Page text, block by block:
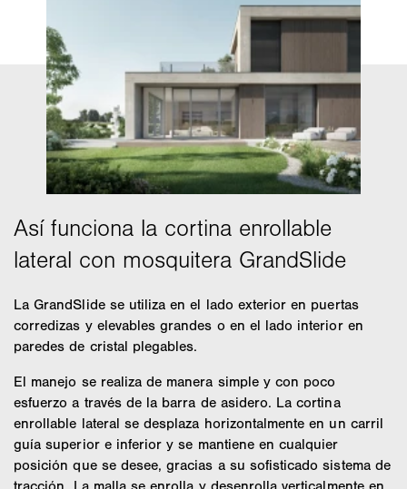
La GrandSlide se utiliza en el lado exterior en puertas
corredizas y elevables grandes o en el lado interior en
paredes de cristal plegables.
El manejo se realiza de manera simple y con poco
esfuerzo a través de la barra de asidero. La cortina
enrollable lateral se desplaza horizontalmente en un carril
guía superior e inferior y se mantiene en cualquier
posición que se desee, gracias a su sofisticado sistema de
tracción. La malla se enrolla y desenrolla verticalmente en